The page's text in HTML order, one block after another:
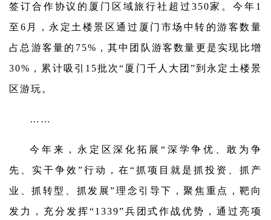
签订合作协议的厦门区域旅行社超过350家。今年1
至6月，永定土楼景区通过厦门市场中转的游客数量
占总游客量的75%，其中团队游客数量更是实现比增
30%，累计吸引15批次“厦门千人大团”到永定土楼景
区游玩。
……
今年来，永定区深化拓展“深学争优、敢为争
先、实干争效”行动，在“抓项目就是抓投资、抓产
业、抓转型、抓发展”理念引导下，聚焦重点，靶向
发力，充分发挥“1339”兵团式作战优势，通过亮项